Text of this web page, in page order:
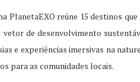
PlanetaEXO reúne 15 destinos
de desenvolvimento
e experiências imersivas na
para as comunidades locais.